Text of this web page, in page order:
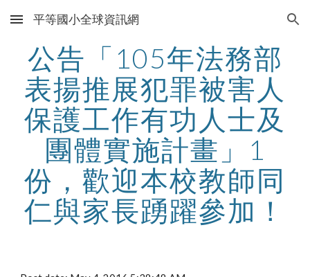
Skip to main content Skip to navigation
平等國小全球資訊網
公告「105年法務部
表揚推展犯罪被害人
保護工作有功人士及
團體實施計畫」1
份，歡迎本校教師同
仁與家長踴躍參加！